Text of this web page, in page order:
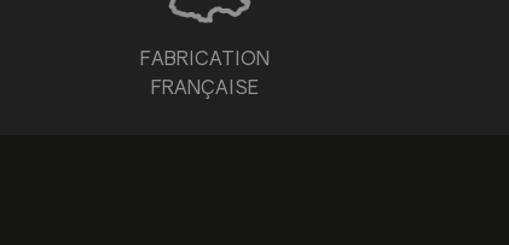
FABRICATION
FRANÇAISE